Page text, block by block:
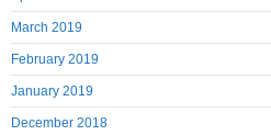
March 2019
February 2019
January 2019
December 2018